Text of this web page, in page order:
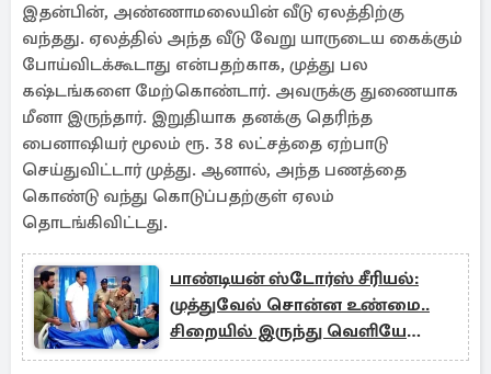
இதன்பின், அண்ணாமலையின் வீடு ஏலத்திற்கு
வந்தது. ஏலத்தில் அந்த வீடு வேறு யாருடைய கைக்கும்
போய்விடக்கூடாது என்பதற்காக, முத்து பல
கஷ்டங்களை மேற்கொண்டார். அவருக்கு துணையாக
மீனா இருந்தார். இறுதியாக தனக்கு தெரிந்த
பைனாஷியர் மூலம் ரூ. 38 லட்சத்தை ஏற்பாடு
செய்துவிட்டார் முத்து. ஆனால், அந்த பணத்தை
கொண்டு வந்து கொடுப்பதற்குள் ஏலம்
தொடங்கிவிட்டது.
பாண்டியன் ஸ்டோர்ஸ் சீரியல்:
முத்துவேல் சொன்ன உண்மை..
சிறையில் இருந்து வெளியே
வந்தாரா கதிர்?